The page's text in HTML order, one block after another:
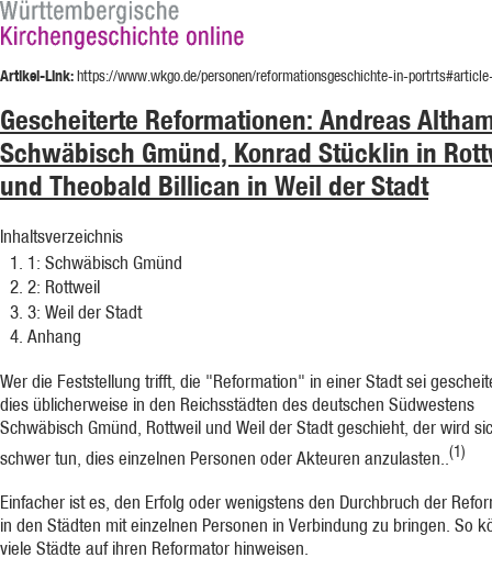
Artikel-Link:https://www.wkgo.de/personen/reformationsgeschichte-in-
Gescheiterte Reformationen: Andreas
Schwäbisch Gmünd, Konrad Stücklin in
und Theobald Billican in Weil der Stadt
Inhaltsverzeichnis
1: Schwäbisch Gmünd
2: Rottweil
3: Weil der Stadt
Anhang
Wer die Feststellung trifft, die "Reformation" in einer Stadt sei
dies üblicherweise in den Reichsstädten des deutschen Südwestens
Schwäbisch Gmünd, Rottweil und Weil der Stadt geschieht, der wird
schwer tun, dies einzelnen Personen oder Akteuren anzulasten.. (1)
Einfacher ist es, den Erfolg oder wenigstens den Durchbruch der
in den Städten mit einzelnen Personen in Verbindung zu bringen. So
viele Städte auf ihren Reformator hinweisen.